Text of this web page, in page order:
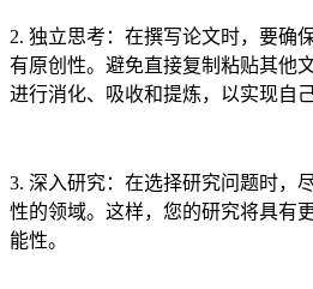
2. 独立思考：在撰写论文时，要确
有原创性。避免直接复制粘贴其他
进行消化、吸收和提炼，以实现自
3. 深入研究：在选择研究问题时，
性的领域。这样，您的研究将具有
能性。